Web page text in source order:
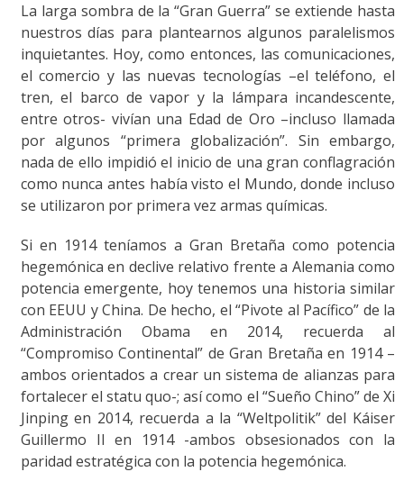
La larga sombra de la “Gran Guerra” se extiende hasta
nuestros días para plantearnos algunos paralelismos
inquietantes. Hoy, como entonces, las comunicaciones,
el comercio y las nuevas tecnologías –el teléfono, el
tren, el barco de vapor y la lámpara incandescente,
entre otros- vivían una Edad de Oro –incluso llamada
por algunos “primera globalización”. Sin embargo,
nada de ello impidió el inicio de una gran conflagración
como nunca antes había visto el Mundo, donde incluso
se utilizaron por primera vez armas químicas.
Si en 1914 teníamos a Gran Bretaña como potencia
hegemónica en declive relativo frente a Alemania como
potencia emergente, hoy tenemos una historia similar
con EEUU y China. De hecho, el “Pivote al Pacífico” de la
Administración Obama en 2014, recuerda al
“Compromiso Continental” de Gran Bretaña en 1914 –
ambos orientados a crear un sistema de alianzas para
fortalecer el statu quo-; así como el “Sueño Chino” de Xi
Jinping en 2014, recuerda a la “Weltpolitik” del Káiser
Guillermo II en 1914 -ambos obsesionados con la
paridad estratégica con la potencia hegemónica.